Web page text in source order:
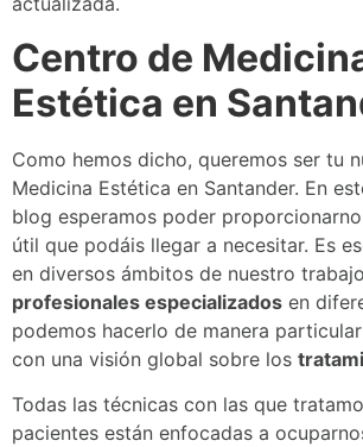
Centro de
Estética en
Como hemos dicho, queremos ser tu
Medicina Estética en Santander. En
blog esperamos poder
útil que podáis llegar a necesitar. Es
en diversos ámbitos de nuestro
profesionales especializados en
podemos hacerlo de manera
con una visión global sobre los
Todas las técnicas con las que
pacientes están enfocadas a